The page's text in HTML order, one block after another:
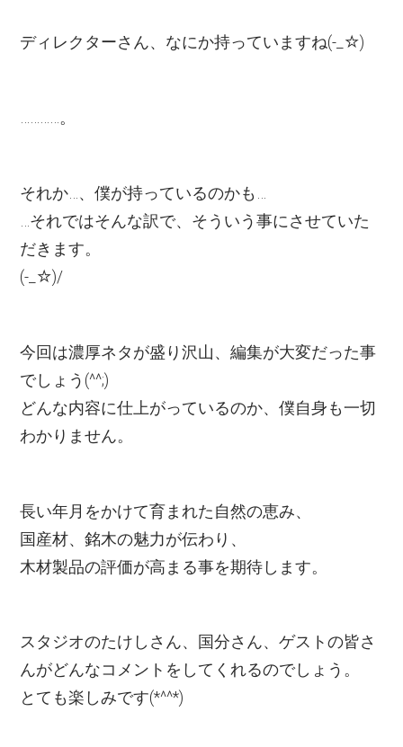
ディレクターさん、なにか持っていますね(-_☆)
…………。
それか…、僕が持っているのかも…
…それではそんな訳で、そういう事にさせていた
だきます。
(-_☆)/
今回は濃厚ネタが盛り沢山、編集が大変だった事
でしょう(^^;)
どんな内容に仕上がっているのか、僕自身も一切
わかりません。
長い年月をかけて育まれた自然の恵み、
国産材、銘木の魅力が伝わり、
木材製品の評価が高まる事を期待します。
スタジオのたけしさん、国分さん、ゲストの皆さ
んがどんなコメントをしてくれるのでしょう。
とても楽しみです(*^^*)